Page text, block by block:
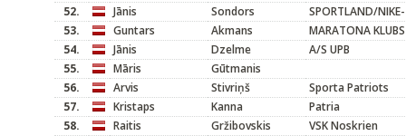
52.
Jānis Sondors
SPORTLAND/
53.
Guntars Akmans
MARATONA KLUBS
54.
Jānis Dzelme
A/S UPB
55.
Māris
Gūtmanis
56.
Arvis Stivriņš
Sporta Patriots
57.
Kristaps Kanna
Patria
58.
Raitis Gržibovskis
VSK Noskrien